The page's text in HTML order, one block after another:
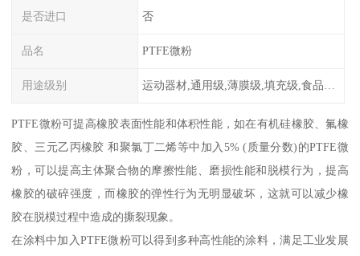
是否进口 否
品名 PTFE微粉
用途级别
PTFE微粉可提高橡胶表面性能和体积性能，如在有机硅橡胶、氟橡
胶、三元乙丙橡胶 和聚氯丁二烯等中加入5% (质量分数)的PTFE微
粉，可以提高主体聚合物的摩擦性能、磨损性能和脱模行为，提高
橡胶的破碎强度，而橡胶的弹性行为无明显破坏，这就可以减少橡
胶在脱模过程中造成的撕裂现象。
在涂料中加入PTFE微粉可以得到多种高性能的涂料，满足工业发展